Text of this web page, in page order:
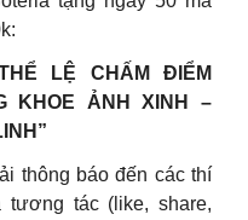
LỆ CHẤM ĐIỂM
KHOE ẢNH XINH –
thông báo đến các thí
tác (like, share,